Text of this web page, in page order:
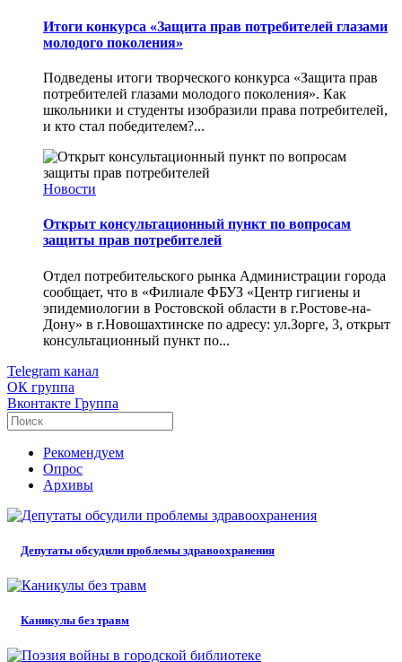
Итоги конкурса «Защита прав потребителей глазами
молодого поколения»
Подведены итоги творческого конкурса «Защита прав
потребителей глазами молодого поколения». Как
школьники и студенты изобразили права потребителей,
и кто стал победителем?...
Новости
Открыт консультационный пункт по вопросам
защиты прав потребителей
Отдел потребительского рынка Администрации города
сообщает, что в «Филиале ФБУЗ «Центр гигиены и
эпидемиологии в Ростовской области в г.Ростове-на-
Дону» в г.Новошахтинске по адресу: ул.Зорге, 3, открыт
консультационный пункт по...
Telegram канал
ОК группа
Вконтакте Группа
Рекомендуем
Опрос
Архивы
Депутаты обсудили проблемы здравоохранения
Каникулы без травм